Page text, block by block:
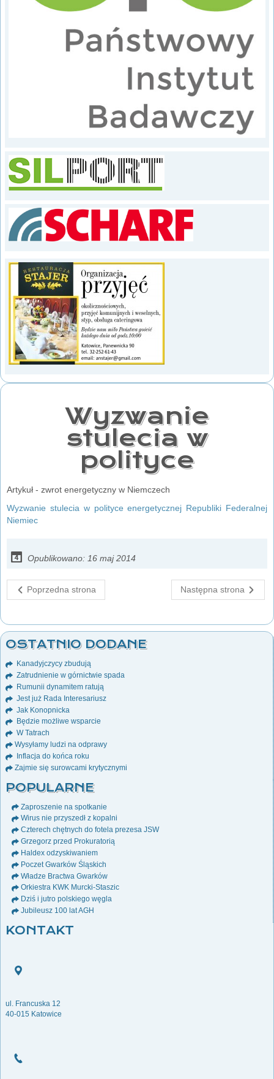
Wyzwanie
stulecia w
polityce
Artykuł - zwrot energetyczny w Niemczech
Wyzwanie stulecia w polityce energetycznej Republiki Federalnej
Niemiec
Opublikowano: 16 maj 2014
Poprzedna strona Następna strona
OSTATNIO DODANE
Kanadyjczycy zbudują
Zatrudnienie w górnictwie spada
Rumunii dynamitem ratują
Jest już Rada Interesariusz
Jak Konopnicka
Będzie możliwe wsparcie
W Tatrach
Wysyłamy ludzi na odprawy
Inflacja do końca roku
Zajmie się surowcami krytycznymi
POPULARNE
Zaproszenie na spotkanie
Wirus nie przyszedł z kopalni
Czterech chętnych do fotela prezesa JSW
Grzegorz przed Prokuratorią
Haldex odzyskiwaniem
Poczet Gwarków Śląskich
Władze Bractwa Gwarków
Orkiestra KWK Murcki-Staszic
Dziś i jutro polskiego węgla
Jubileusz 100 lat AGH
KONTAKT
ul. Francuska 12
40-015 Katowice